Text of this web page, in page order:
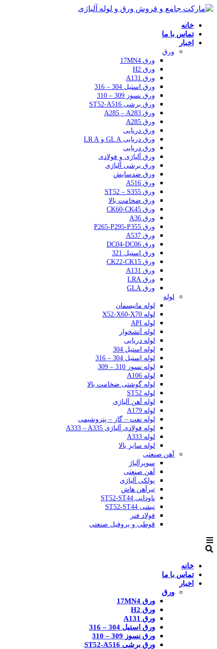
خانه
تماس با ما
اخبار
ورق
ورق 17MN4
ورق H2
ورق A131
ورق استیل 304 – 316
ورق نسوز 309 – 310
ورق برشی ST52-A516
ورق A285 – A283
ورق A285
ورق دریایی
ورق دریایی GL A و LR A
ورق دریایی
ورق آلیاژی و فولادی
ورق برشی آلیاژی
ورق ضدسایش
ورق A516
ورق ST52 – S355
ورق ضخامت بالا
ورق CK60-CK45
ورق A36
ورق P265-P295-P355
ورق A537
ورق DC04-DC06
ورق استیل 321
ورق CK22-CK15
ورق A131
ورق LRA
ورق GLA
لوله
لوله مانیسمان
لوله X52-X60-X70
لوله API
لوله آتشخوار
لوله دریایی
لوله استیل 304
لوله استیل 304 – 316
لوله نسوز 310 – 309
لوله A106
لوله گوشتی ضخامت بالا
لوله ST52
لوله آهن آلیاژی
لوله A179
لوله نفت – گاز – پتروشیمی
لوله فولادی آلیاژی A333 – A335
لوله A333
لوله سایز بالا
آهن صنعتی
سوپرآلیاژ
آهن صنعتی
پولکی آلیاژی
تیرآهن هاش
ناودانی ST52-ST44
نبشی ST52-ST44
فولاد فنر
قوطی و پروفیل صنعتی
خانه
تماس با ما
اخبار
ورق
ورق 17MN4
ورق H2
ورق A131
ورق استیل 304 – 316
ورق نسوز 309 – 310
ورق برشی ST52-A516